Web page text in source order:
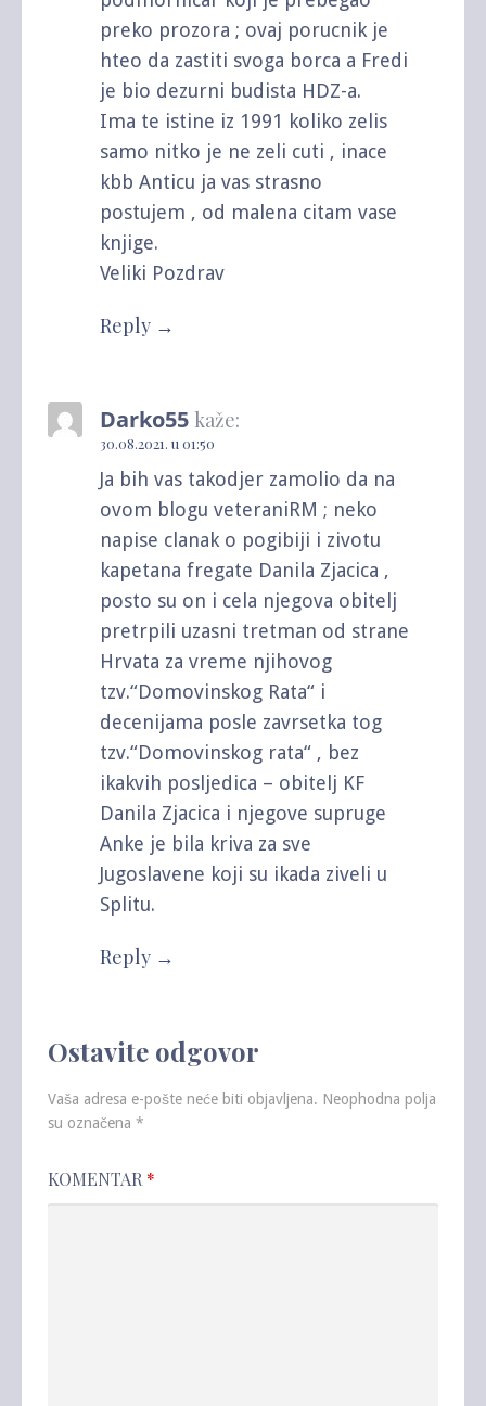
preko prozora ; ovaj porucnik je
hteo da zastiti svoga borca a Fredi
je bio dezurni budista HDZ-a.
Ima te istine iz 1991 koliko zelis
samo nitko je ne zeli cuti , inace
kbb Anticu ja vas strasno
postujem , od malena citam vase
knjige.
Veliki Pozdrav
Reply
Darko55 kaže:
30.08.2021. u 01:50
Ja bih vas takodjer zamolio da na
ovom blogu veteraniRM ; neko
napise clanak o pogibiji i zivotu
kapetana fregate Danila Zjacica ,
posto su on i cela njegova obitelj
pretrpili uzasni tretman od strane
Hrvata za vreme njihovog
tzv.“Domovinskog Rata“ i
decenijama posle zavrsetka tog
tzv.“Domovinskog rata“ , bez
ikakvih posljedica – obitelj KF
Danila Zjacica i njegove supruge
Anke je bila kriva za sve
Jugoslavene koji su ikada ziveli u
Splitu.
Reply
Ostavite odgovor
Vaša adresa e-pošte neće biti objavljena. Neophodna polja
su označena *
KOMENTAR*